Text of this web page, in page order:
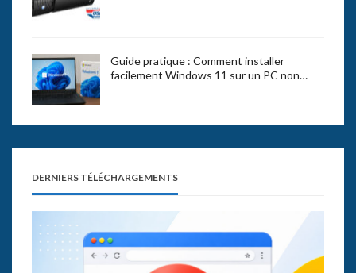
Guide pratique : Comment installer
facilement Windows 11 sur un PC non…
DERNIERS TÉLÉCHARGEMENTS